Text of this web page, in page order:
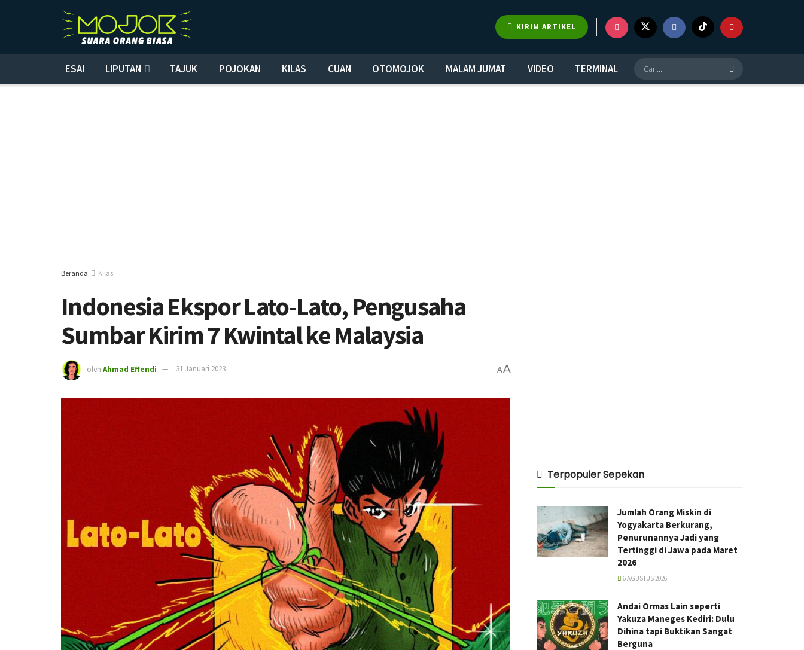
KIRIM ARTIKEL
ESAI LIPUTAN TAJUK POJOKAN KILAS CUAN OTOMOJOK MALAM JUMAT VIDEO TERMINAL
Beranda Kilas
Indonesia Ekspor Lato-Lato, Pengusaha
Sumbar Kirim 7 Kwintal ke Malaysia
oleh Ahmad Effendi 31 Januari 2023 AA
Terpopuler Sepekan
Jumlah Orang Miskin di
Yogyakarta Berkurang,
Penurunannya Jadi yang
Tertinggi di Jawa pada Maret
2026
6 AGUSTUS 2026
Andai Ormas Lain seperti
Yakuza Maneges Kediri: Dulu
Dihina tapi Buktikan Sangat
Berguna